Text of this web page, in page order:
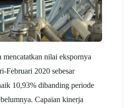
nilai ekspornya
Februari 2020 sebesar
10,93% dibanding periode
Capaian kinerja